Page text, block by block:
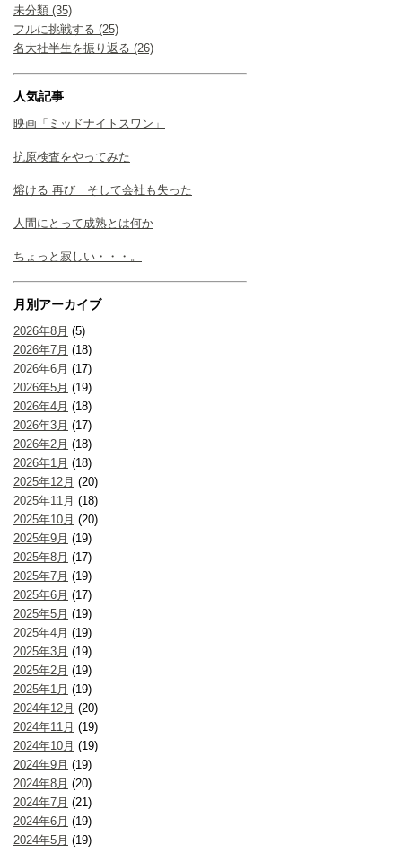
未分類 (35)
フルに挑戦する (25)
名大社半生を振り返る (26)
人気記事
映画「ミッドナイトスワン」
抗原検査をやってみた
熔ける 再び そして会社も失った
人間にとって成熟とは何か
ちょっと寂しい・・・。
月別アーカイブ
2026年8月 (5)
2026年7月 (18)
2026年6月 (17)
2026年5月 (19)
2026年4月 (18)
2026年3月 (17)
2026年2月 (18)
2026年1月 (18)
2025年12月 (20)
2025年11月 (18)
2025年10月 (20)
2025年9月 (19)
2025年8月 (17)
2025年7月 (19)
2025年6月 (17)
2025年5月 (19)
2025年4月 (19)
2025年3月 (19)
2025年2月 (19)
2025年1月 (19)
2024年12月 (20)
2024年11月 (19)
2024年10月 (19)
2024年9月 (19)
2024年8月 (20)
2024年7月 (21)
2024年6月 (19)
2024年5月 (19)